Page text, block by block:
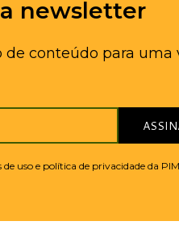
newsletter
de conteúdo para uma
uso e política de privacidade da